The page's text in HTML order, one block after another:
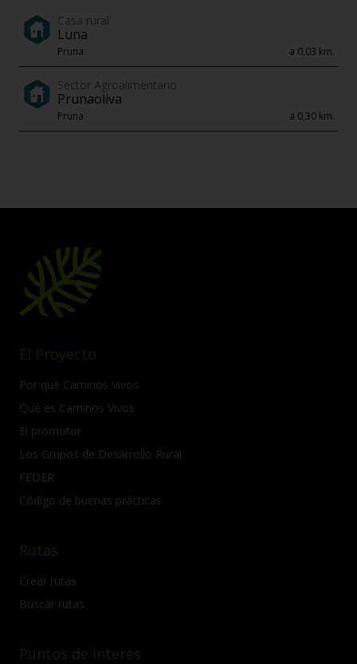
Casa rural
Luna
Pruna a 0,03 km.
Sector Agroalimentario
Prunaoliva
Pruna a 0,30 km.
El Proyecto
Por qué Caminos Vivos
Qué es Caminos Vivos
El promotor
Los Grupos de Desarrollo Rural
FEDER
Código de buenas prácticas
Rutas
Crear rutas
Buscar rutas
Puntos de interés